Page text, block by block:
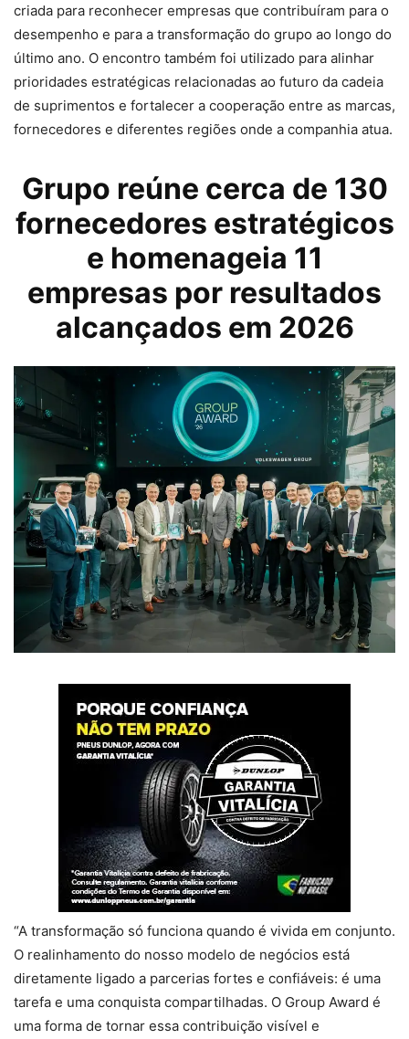
criada para reconhecer empresas que contribuíram para o
desempenho e para a transformação do grupo ao longo do
último ano. O encontro também foi utilizado para alinhar
prioridades estratégicas relacionadas ao futuro da cadeia
de suprimentos e fortalecer a cooperação entre as marcas,
fornecedores e diferentes regiões onde a companhia atua.
Grupo reúne cerca de 130
fornecedores estratégicos
e homenageia 11
empresas por resultados
alcançados em 2026
“A transformação só funciona quando é vivida em conjunto.
O realinhamento do nosso modelo de negócios está
diretamente ligado a parcerias fortes e confiáveis: é uma
tarefa e uma conquista compartilhadas. O Group Award é
uma forma de tornar essa contribuição visível e